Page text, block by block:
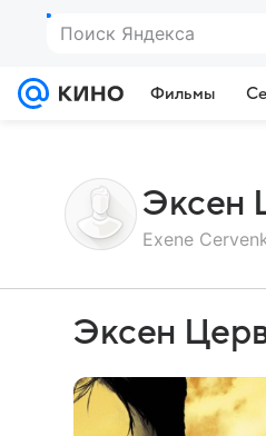
Поиск Яндекса
Фильмы
Эксен
Exene
Эксен